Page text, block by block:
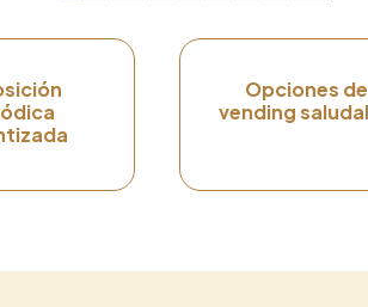
Opciones de
vending